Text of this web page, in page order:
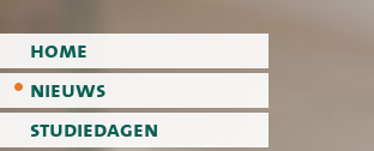
home
nieuws
studiedagen